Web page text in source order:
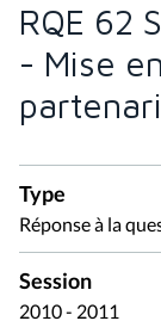
RQE 62
- Mise
Type
Réponse à la
Session
2010 - 2011